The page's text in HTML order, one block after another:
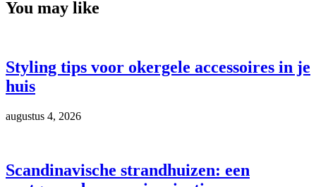
You may like
Styling tips voor okergele accessoires in je
huis
augustus 4, 2026
Scandinavische strandhuizen: een